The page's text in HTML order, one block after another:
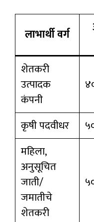
लाभार्थी वर्ग
शेतकरी
उत्पादक
कंपनी
कृषी पदवीधर
महिला,
अनुसूचित
जाती/
जमातीचे
शेतकरी